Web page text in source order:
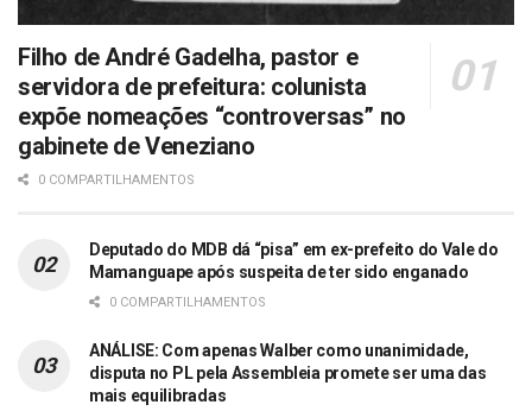
Filho de André Gadelha, pastor e
servidora de prefeitura: colunista
expõe nomeações “controversas” no
gabinete de Veneziano
0 COMPARTILHAMENTOS
Deputado do MDB dá “pisa” em ex-prefeito do Vale do
Mamanguape após suspeita de ter sido enganado
0 COMPARTILHAMENTOS
ANÁLISE: Com apenas Walber como unanimidade,
disputa no PL pela Assembleia promete ser uma das
mais equilibradas